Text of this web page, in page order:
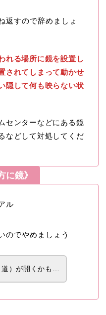
返すので辞めましょ
れる場所に鏡を設置し
されてしまって動かせ
隠して何も映らない状
センターなどにある鏡
などして対処してくだ
に鏡》
ル
のでやめましょう
）が開くかも…